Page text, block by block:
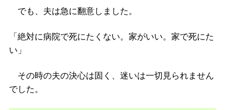
でも、夫は急に翻意しました。
「絶対に病院で死にたくない。家がいい。家で死にた
い」
その時の夫の決心は固く、迷いは一切見られません
でした。